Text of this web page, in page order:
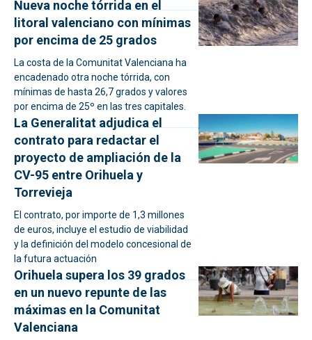
Nueva noche tórrida en el
litoral valenciano con mínimas
por encima de 25 grados
La costa de la Comunitat Valenciana ha
encadenado otra noche tórrida, con
mínimas de hasta 26,7 grados y valores
por encima de 25º en las tres capitales.
La Generalitat adjudica el
contrato para redactar el
proyecto de ampliación de la
CV-95 entre Orihuela y
Torrevieja
El contrato, por importe de 1,3 millones
de euros, incluye el estudio de viabilidad
y la definición del modelo concesional de
la futura actuación
Orihuela supera los 39 grados
en un nuevo repunte de las
máximas en la Comunitat
Valenciana